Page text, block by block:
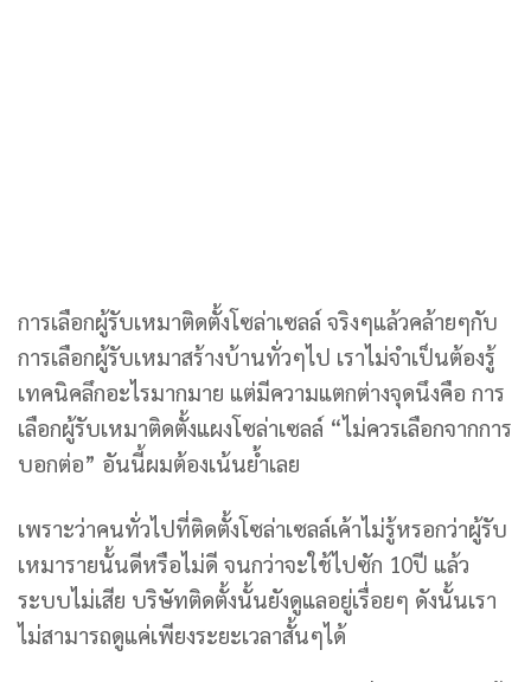
การเลือกผู้รับเหมาติดตั้งโซล่าเซลล์ จริงๆแล้วคล้ายๆกับ
การเลือกผู้รับเหมาสร้างบ้านทั่วๆไป เราไม่จำเป็นต้องรู้
เทคนิคลึกอะไรมากมาย แต่มีความแตกต่างจุดนึงคือ การ
เลือกผู้รับเหมาติดตั้งแผงโซล่าเซลล์ “ไม่ควรเลือกจากการ
บอกต่อ” อันนี้ผมต้องเน้นย้ำเลย
เพราะว่าคนทั่วไปที่ติดตั้งโซล่าเซลล์เค้าไม่รู้หรอกว่าผู้รับ
เหมารายนั้นดีหรือไม่ดี จนกว่าจะใช้ไปซัก 10ปี แล้ว
ระบบไม่เสีย บริษัทติดตั้งนั้นยังดูแลอยู่เรื่อยๆ ดังนั้นเรา
ไม่สามารถดูแค่เพียงระยะเวลาสั้นๆได้